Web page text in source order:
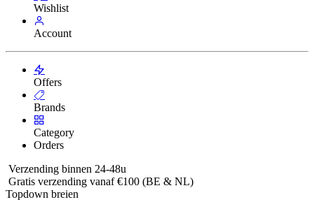
Wishlist
Account
Offers
Brands
Category
Orders
Verzending binnen 24-48u
Gratis verzending vanaf €100 (BE & NL)
Topdown breien